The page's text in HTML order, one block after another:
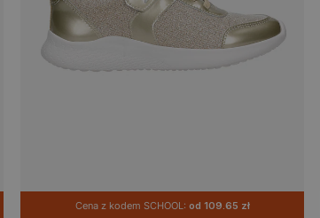
Cena z kodem SCHOOL: od 109.65 zł